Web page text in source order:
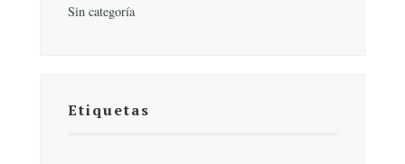
Sin categoría
Etiquetas